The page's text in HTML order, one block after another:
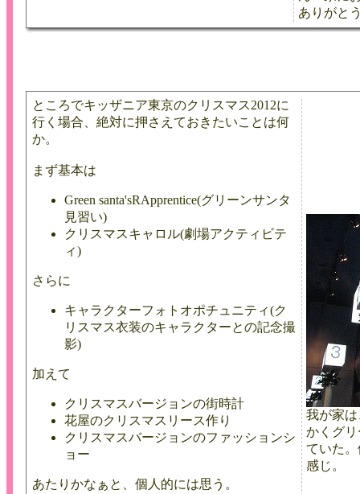
ありがと
ところでキッザニア東京のクリスマス2012に
行く場合、絶対に押さえておきたいことは何
か。
まず基本は
Green santa'sRApprentice(グリーンサンタ
見習い)
クリスマスキャロル(劇場アクティビテ
ィ)
さらに
キャラクターフォトオポチュニティ(ク
リスマス衣装のキャラクターとの記念撮
影)
加えて
クリスマスバージョンの街時計
花屋のクリスマスリース作り
クリスマスバージョンのファッションシ
ョー
あたりかなぁと、個人的には思う。
我が家
かくグ
ていた
感じ。